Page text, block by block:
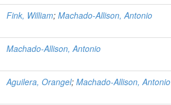
Fink, William; Machado-Allison, Antonio
Machado-Allison, Antonio
Aguilera, Orangel; Machado-Allison, Antonio